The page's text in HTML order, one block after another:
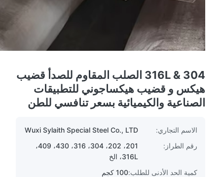
304 & 316L الصلب المقاوم للصدأ قضيب
هيكس و قضيب هيكساجوني للتطبيقات
الصناعية والكيميائية بسعر تنافسي للطن
الاسم التجاري:
Wuxi Sylaith Special Steel Co., LTD
رقم الطراز:
كمية الحد الأدنى للطلب:100 كجم